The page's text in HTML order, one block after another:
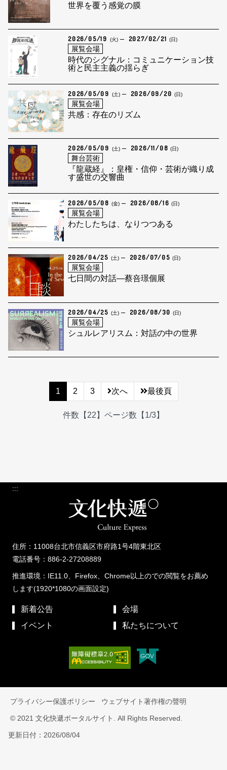
世界を覆う感覚の膜
2026/05/19 (火) 2027/02/21(日)
展覧会場
時代のシグナル：コミュニケーション技
術と民主主義の揺らぎ
2026/05/09 (土) 2026/09/20(日)
展覧会場
共感：存在のリズム
2026/05/09 (土) 2026/11/08(日)
舞台芸術
『龍蔵経』：皇権・信仰・芸術が織り成
す盛世の交響曲
2026/05/08 (金) 2026/08/16(日)
展覧会場
わたしたちは、なりつつある
2026/04/25 (土) 2026/07/05(日)
展覧会場
七日間の対話―蔡咅璟個展
2026/04/25 (土) 2026/08/30(日)
展覧会場
シュルレアリスム：対話の中の世界
1 2 3 次へ 最後頁
件数【22】ページ数【1/3】
:::
住所：11008台北市信義区市府路1号4階東北区
電話番号：886-2-27208889
推進環境：IE11.0、Firefox、Chrome以上のでの閲覧をお薦め
します(1920*1080の画面設定)
新着公告
会場
イベント
私たちについて
プライバシー保護ポリシー ウェブサイト著作権の聲明
© 2021 文化快遞ポータルサイト. All Rights Reserved.
更新日付：2026/08/04